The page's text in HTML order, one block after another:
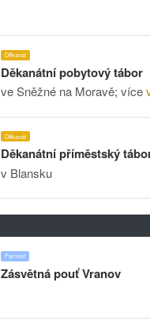
Děkanát
Děkanátní pobytový tábor
ve Sněžné na Moravě; více
Děkanát
Děkanátní příměstský
v Blansku
Farnost
Zásvětná pouť Vranov